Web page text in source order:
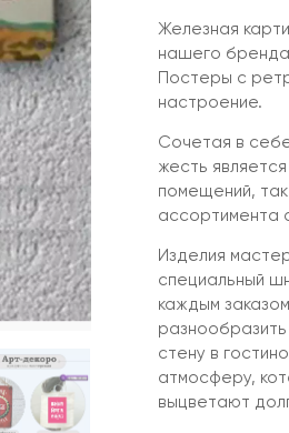
Железная
нашего
Постеры с
настроение.
Сочетая в
жесть
помещений,
ассортимента
Изделия
специальный
каждым
стену в
атмосферу,
выцветают